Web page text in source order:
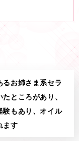
お姉さま系セラ
ところがあり、
験もあり、オイル
ます